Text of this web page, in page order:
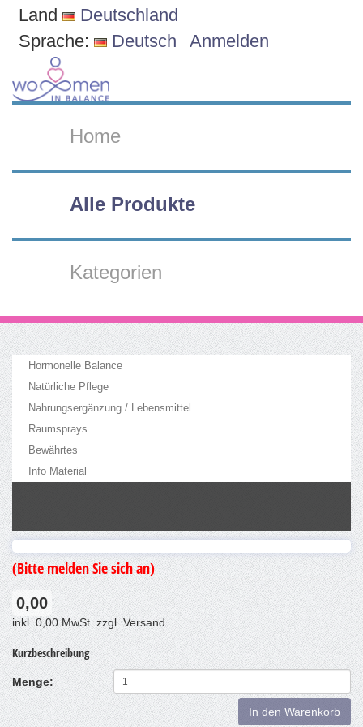
Land
Deutschland
Sprache:
Deutsch Anmelden
Home
Alle Produkte
Kategorien
Hormonelle Balance
Natürliche Pflege
Nahrungsergänzung / Lebensmittel
Raumsprays
Bewährtes
Info Material
(Bitte melden Sie sich an)
0,00
inkl. 0,00 MwSt. zzgl. Versand
Kurzbeschreibung
Menge:
In den Warenkorb